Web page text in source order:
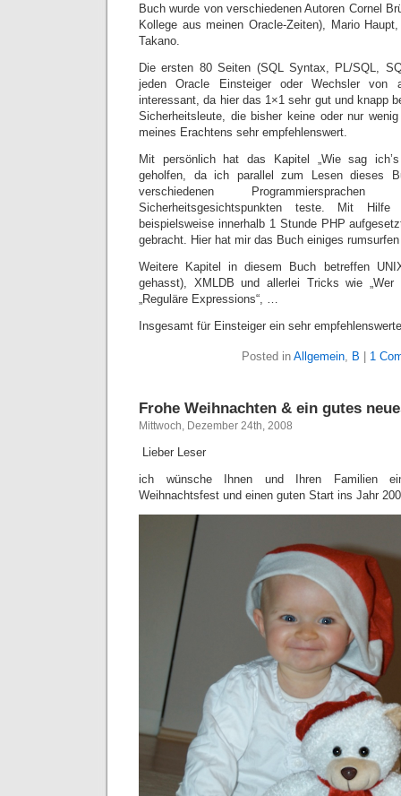
Buch wurde von verschiedenen Autoren Cornel
Kollege aus meinen Oracle-Zeiten), Mario
Takano.
Die ersten 80 Seiten (SQL Syntax, PL/SQL,
jeden Oracle Einsteiger oder Wechsler von
interessant, da hier das 1×1 sehr gut und knapp
Sicherheitsleute, die bisher keine oder nur
meines Erachtens sehr empfehlenswert.
Mit persönlich hat das Kapitel „Wie sag
geholfen, da ich parallel zum Lesen dieses
verschiedenen
Sicherheitsgesichtspunkten teste. Mit
beispielsweise innerhalb 1 Stunde PHP
gebracht. Hier hat mir das Buch einiges
Weitere Kapitel in diesem Buch betreffen
gehasst), XMLDB und allerlei Tricks wie „Wer
„Reguläre Expressions“, …
Insgesamt für Einsteiger ein sehr
Posted in Allgemein, B 1
Frohe Weihnachten & ein gutes
Mittwoch, Dezember 24th, 2008
Lieber Leser
ich wünsche Ihnen und Ihren Familien
Weihnachtsfest und einen guten Start ins Jahr